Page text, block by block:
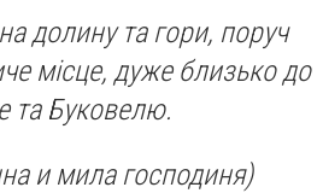
долину та гори, поруч
місце, дуже близько до
та Буковелю.
и мила господиня)